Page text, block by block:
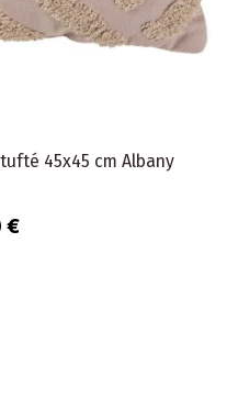
45x45 cm Albany
€